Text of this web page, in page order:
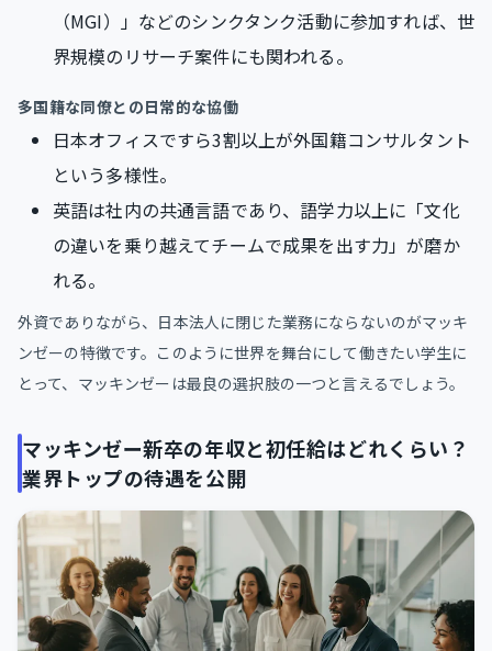
（MGI）」などのシンクタンク活動に参加すれば、世
界規模のリサーチ案件にも関われる。
多国籍な同僚との日常的な協働
日本オフィスですら3割以上が外国籍コンサルタント
という多様性。
英語は社内の共通言語であり、語学力以上に「文化
の違いを乗り越えてチームで成果を出す力」が磨か
れる。
外資でありながら、日本法人に閉じた業務にならないのがマッキ
ンゼーの特徴です。このように世界を舞台にして働きたい学生に
とって、マッキンゼーは最良の選択肢の一つと言えるでしょう。
マッキンゼー新卒の年収と初任給はどれくらい？
業界トップの待遇を公開